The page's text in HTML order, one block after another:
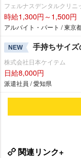
フェルナスデンタルクリニ
時給1,300円～1,500円
アルバイト・パート / 東京
NEW 手持ちサイ
株式会社日本ケイテム
日給8,000円
派遣社員 / 愛知県
関連リンク+